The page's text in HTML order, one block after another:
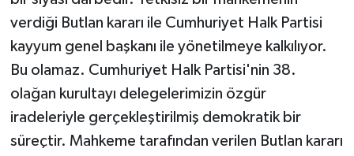
verdiği Butlan kararı ile Cumhuriyet Halk Partisi
kayyum genel başkanı ile yönetilmeye kalkılıyor.
Bu olamaz. Cumhuriyet Halk Partisi'nin 38.
olağan kurultayı delegelerimizin özgür
iradeleriyle gerçekleştirilmiş demokratik bir
süreçtir. Mahkeme tarafından verilen Butlan kararı